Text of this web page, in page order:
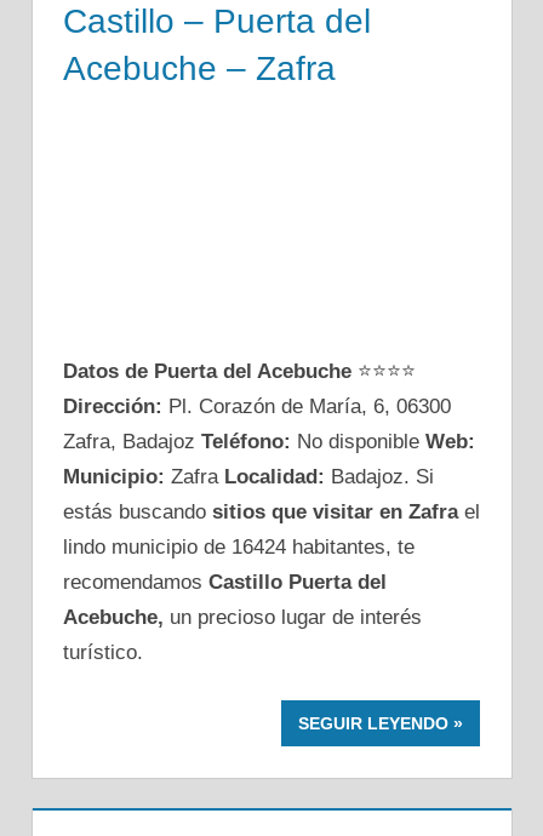
Castillo – Puerta del
Acebuche – Zafra
Datos de Puerta del Acebuche ⭐⭐⭐⭐
Dirección: Pl. Corazón de María, 6, 06300
Zafra, Badajoz Teléfono: No disponible Web:
Municipio: Zafra Localidad: Badajoz. Si
estás buscando sitios que visitar en Zafrael
lindo municipio de 16424 habitantes, te
recomendamos Castillo Puerta del
Acebuche, un precioso lugar de interés
turístico.
SEGUIR LEYENDO